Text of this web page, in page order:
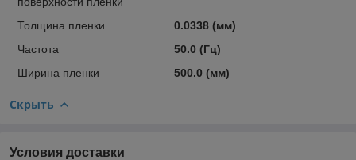
Толщина пленки
0.0338 (мм)
Частота
50.0 (Гц)
Ширина пленки
500.0 (мм)
Скрыть
Условия доставки